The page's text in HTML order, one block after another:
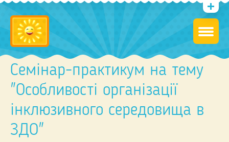
Семінар-практикум на тему
"Особливості організації
інклюзивного середовища в
ЗДО"